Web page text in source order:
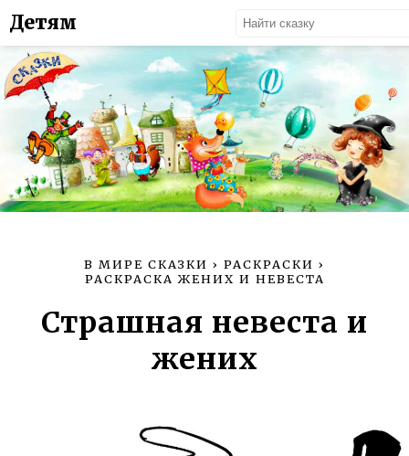
Детям
В МИРЕ СКАЗКИ › РАСКРАСКИ ›
РАСКРАСКА ЖЕНИХ И НЕВЕСТА
Страшная невеста и
жених